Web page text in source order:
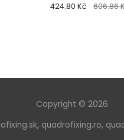
bit) TERRIX BLACK
424.80 Kč 606.86
Copyright © 2026
, quadrofixing.ro,